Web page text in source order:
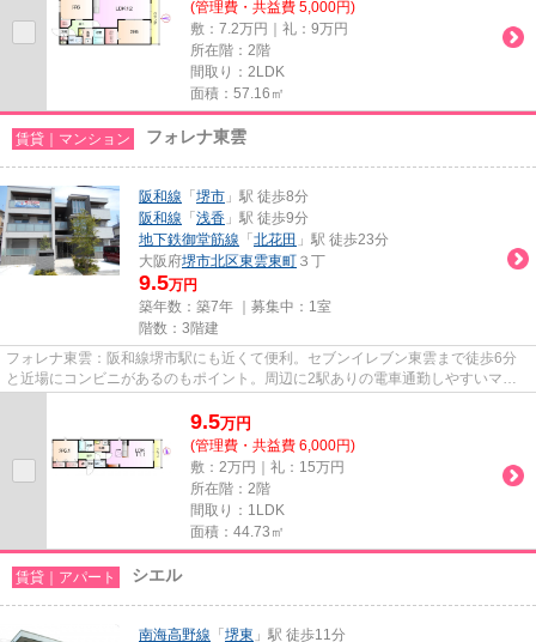
(管理費・共益費 5,000円)
敷：7.2万円｜礼：9万円
所在階：2階
間取り：2LDK
面積：57.16㎡
賃貸｜マンション フォレナ東雲
阪和線 「 堺市 」駅 徒歩8分
阪和線 「 浅香 」駅 徒歩9分
地下鉄御堂筋線 「 北花田 」駅 徒歩23分
大阪府堺市北区東雲東町 ３丁
9.5万円
築年数：築7年 ｜募集中： 1室
階数：3階建
フォレナ東雲：阪和線堺市駅にも近くて便利。セブンイレブン東雲まで徒歩6分
と近場にコンビニがあるのもポイント。周辺に2駅ありの電車通勤しやすいマン
9.5万円
(管理費・共益費 6,000円)
敷：2万円｜礼：15万円
所在階：2階
間取り：1LDK
面積：44.73㎡
賃貸｜アパート シエル
南海高野線 「 堺東 」駅 徒歩11分